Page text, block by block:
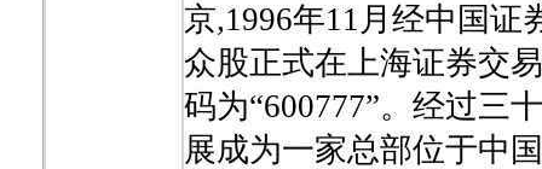
京,1996年11月经中国证
众股正式在上海证券交
码为“600777”。经过三
展成为一家总部位于中